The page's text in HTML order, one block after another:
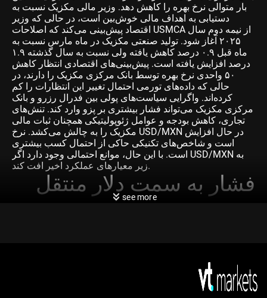
بار متوالی نرخ بهره را کاهش دهد. وزیر مالی مکزیک نسبت به
دستیابی به اهداف مالی خوش‌بین است، در حالی که وزیر
اقتصاد پیش‌بینی می‌کند که اصلاحات USMCA از نیمه دوم سال
۲۰۲۵ آغاز شود. تولید صنعتی مکزیک در ماه مارس نسبت به
ماه قبل ۰.۹ درصد کاهش یافته ولی نسبت به سال گذشته ۱.۹
درصد افزایش یافته است. پیش‌بینی‌های اقتصادی انتظار کاهش
۵۰ واحدی نرخ بهره توسط بانک مرکزی مکزیک را دارند، در
حالی که داده‌های تورمی احتمال تغییر این انتظارات را کم
کرده‌اند. واگرایی سیاست‌های پولی بین فدرال رزرو و بانک
مرکزی مکزیک می‌تواند فشار بیشتری بر پزو وارد کند. تنش‌های
تجاری، کاهش بودجه و عوامل ژئوپولیتیکی همچنان ثبات مالی
مکزیک را به چالش می‌کشد. نرخ USD/MXN در حال افزایش
است و شاخص‌های تکنیکی حاکی از احتمال کسب بیشتری
است. با این حال، موانع احتمالی وجود دارد اگر USD/MXN به
زیر معیارهای عملکرد اخیر افت کند.
فشار به سمت دلار منتقل
به سمت پزوی مکزیک دور می‌شود. فدرال رزرو نشان‌دهنده
تمایل برای تسهیل سیاست پولی در کوتاه‌مدت نیست، در حالی
که در مقابل، بانکو کوهران به نظر می‌رسد که به رویکرد
see more